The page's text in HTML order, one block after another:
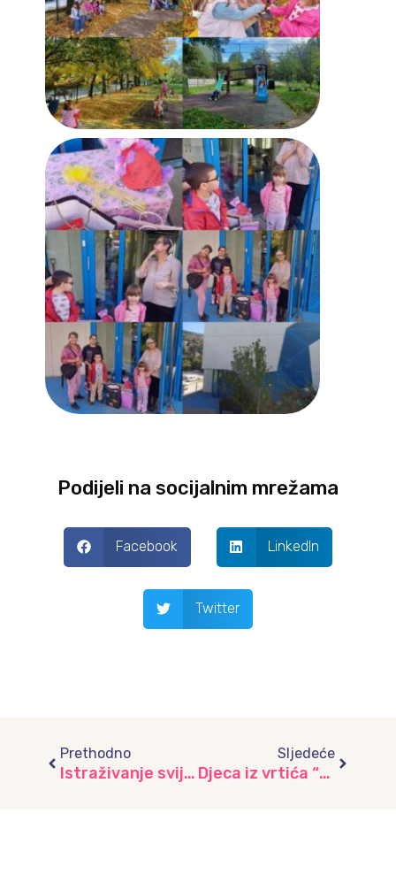
Podijeli na socijalnim mrežama
Facebook LinkedIn
Twitter
Prethodno
Istraživanje svijeta životinja: Posjeta ZOO centru, vrtić “Iskrica”
Sljedeće
Djeca iz vrtića “Skenderija” položila cvijeće na Spomen-obilježje ubijenoj djeci opkoljenog Sarajeva 1992-1995.